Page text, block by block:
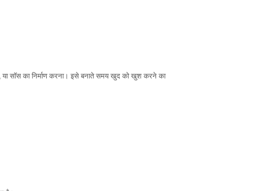
सॉस का निर्माण करना। इसे बनाते समय खुद को खुश करने का